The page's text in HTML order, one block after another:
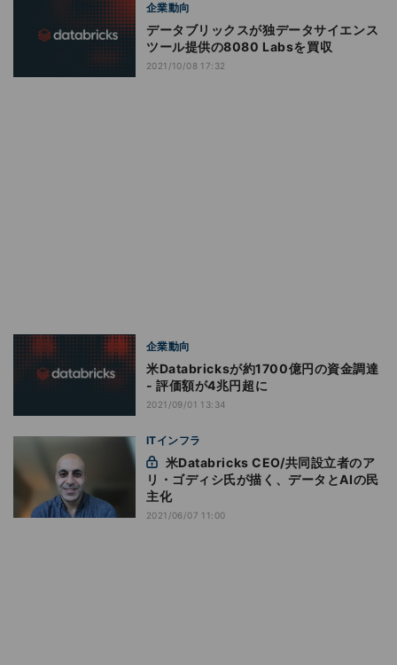
企業動向
データブリックスが独データサイエンス
ツール提供の8080 Labsを買収
2021/10/08 17:32
企業動向
米Databricksが約1700億円の資金調達
- 評価額が4兆円超に
2021/09/01 13:34
ITインフラ
リ・ゴディシ氏が描く、データとAIの民
主化
2021/06/07 11:00